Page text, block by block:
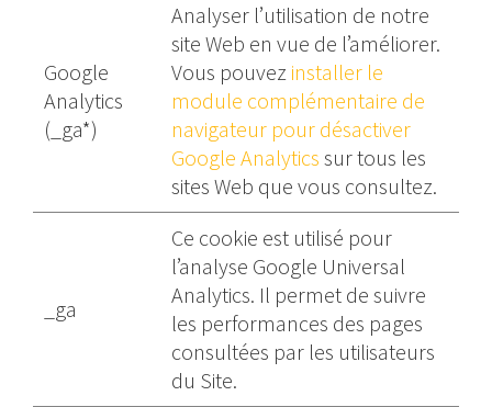
Google
Analytics
(_ga*)
Analyser l’utilisation de notre
site Web en vue de l’améliorer.
Vous pouvez installer le
module complémentaire de
navigateur pour désactiver
Google Analytics sur tous les
sites Web que vous consultez.
_ga
Ce cookie est utilisé pour
l’analyse Google Universal
Analytics. Il permet de suivre
les performances des pages
consultées par les utilisateurs
du Site.